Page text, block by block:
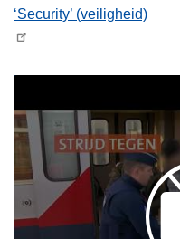
‘Security’ (veiligheid)